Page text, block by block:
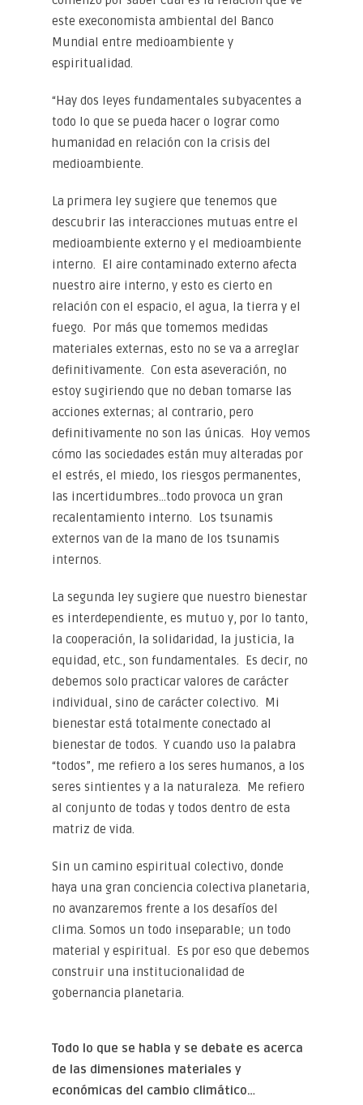
este execonomista ambiental del Banco
Mundial entre medioambiente y
espiritualidad.
“Hay dos leyes fundamentales subyacentes a
todo lo que se pueda hacer o lograr como
humanidad en relación con la crisis del
medioambiente.
La primera ley sugiere que tenemos que
descubrir las interacciones mutuas entre el
medioambiente externo y el medioambiente
interno. El aire contaminado externo afecta
nuestro aire interno, y esto es cierto en
relación con el espacio, el agua, la tierra y el
fuego. Por más que tomemos medidas
materiales externas, esto no se va a arreglar
definitivamente. Con esta aseveración, no
estoy sugiriendo que no deban tomarse las
acciones externas; al contrario, pero
definitivamente no son las únicas. Hoy vemos
cómo las sociedades están muy alteradas por
el estrés, el miedo, los riesgos permanentes,
las incertidumbres…todo provoca un gran
recalentamiento interno. Los tsunamis
externos van de la mano de los tsunamis
internos.
La segunda ley sugiere que nuestro bienestar
es interdependiente, es mutuo y, por lo tanto,
la cooperación, la solidaridad, la justicia, la
equidad, etc., son fundamentales. Es decir, no
debemos solo practicar valores de carácter
individual, sino de carácter colectivo. Mi
bienestar está totalmente conectado al
bienestar de todos. Y cuando uso la palabra
“todos”, me refiero a los seres humanos, a los
seres sintientes y a la naturaleza. Me refiero
al conjunto de todas y todos dentro de esta
matriz de vida.
Sin un camino espiritual colectivo, donde
haya una gran conciencia colectiva planetaria,
no avanzaremos frente a los desafíos del
clima. Somos un todo inseparable; un todo
material y espiritual. Es por eso que debemos
construir una institucionalidad de
gobernancia planetaria.
Todo lo que se habla y se debate es acerca
de las dimensiones materiales y
económicas del cambio climático…